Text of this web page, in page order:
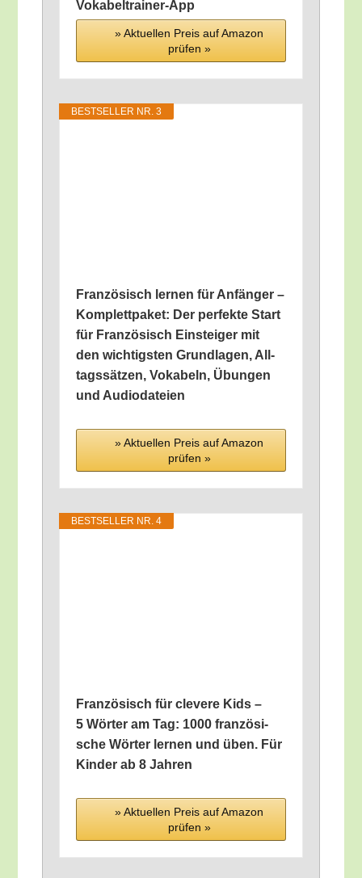
Vokabeltrainer-App
» Aktu­el­len Preis auf Ama­zon
prü­fen »
BEST­SEL­LER NR. 3
Fran­zö­sisch ler­nen für Anfän­ger –
Kom­plett­pa­ket: Der per­fek­te Start
für Fran­zö­sisch Ein­stei­ger mit
den wich­tigs­ten Grund­la­gen, All­
tags­sät­zen, Voka­beln, Übun­gen
und Audiodateien
» Aktu­el­len Preis auf Ama­zon
prü­fen »
BEST­SEL­LER NR. 4
Fran­zö­sisch für cle­ve­re Kids –
5 Wör­ter am Tag: 1000 fran­zö­si­
sche Wör­ter ler­nen und üben. Für
Kin­der ab 8 Jahren
» Aktu­el­len Preis auf Ama­zon
prü­fen »